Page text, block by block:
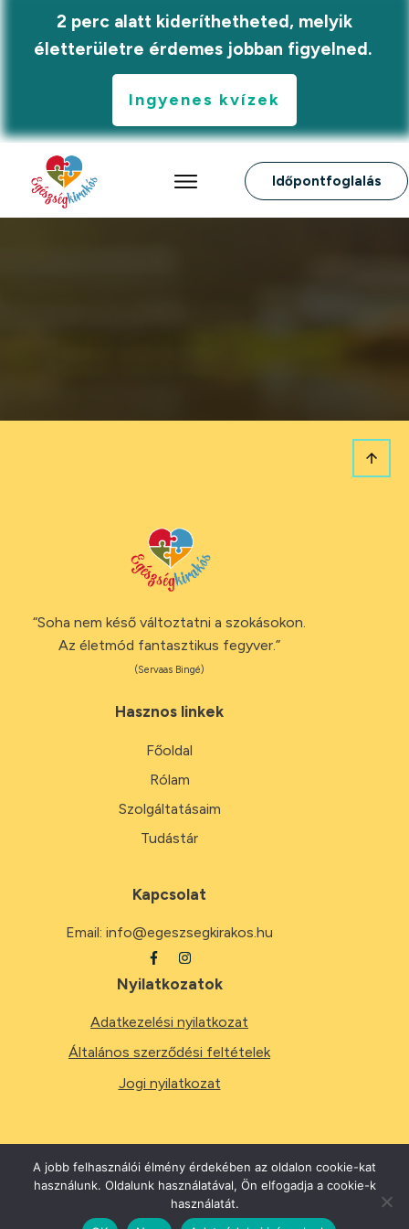
2 perc alatt kideríthetheted, melyik
életterületre érdemes jobban figyelned.
Ingyenes kvízek
Időpontfoglalás
“Soha nem késő változtatni a szokásokon.
Az életmód fantasztikus fegyver.”
(Servaas Bingé)
Hasznos linkek
Főoldal
Rólam
Szolgáltatásaim
Tudástár
Kapcsolat
Email: info@egeszsegkirakos.hu
Nyilatkozatok
Adatkezelési nyilatkozat
Általános szerződési feltételek
Jogi nyilatkozat
2026Minden jog fenntartva.
A jobb felhasználói élmény érdekében az oldalon cookie-kat
használunk. Oldalunk használatával, Ön elfogadja a cookie-k
használatát.